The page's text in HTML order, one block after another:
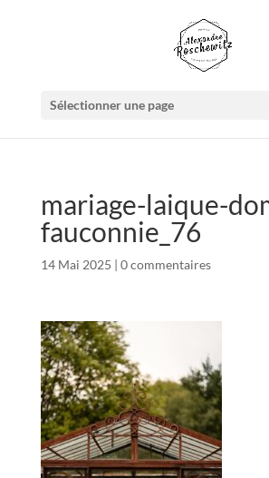
Sélectionner une page
mariage-laique-
fauconnie_76
14 Mai 2025 | 0 commentaires